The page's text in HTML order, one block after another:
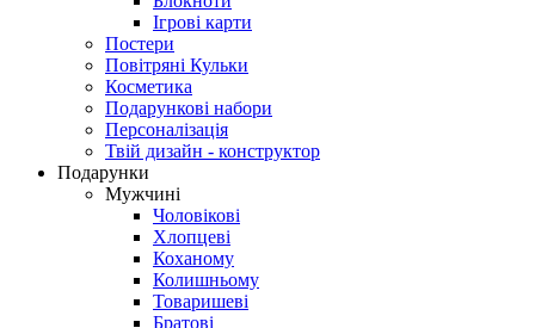
Ігрові карти
Постери
Повітряні Кульки
Косметика
Подарункові набори
Персоналізація
Твій дизайн - конструктор
Подарунки
Мужчині
Чоловікові
Хлопцеві
Коханому
Колишньому
Товаришеві
Братові